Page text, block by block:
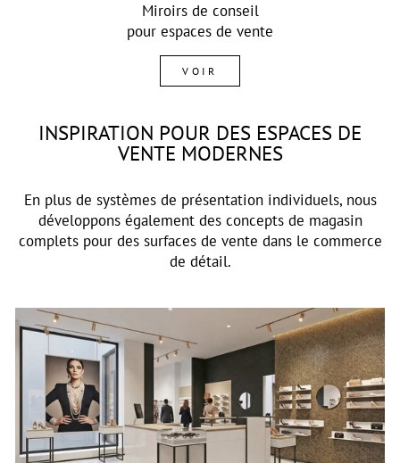
Miroirs de conseil
pour espaces de vente
VOIR
INSPIRATION POUR DES ESPACES DE
VENTE MODERNES
En plus de systèmes de présentation individuels, nous
développons également des concepts de magasin
complets pour des surfaces de vente dans le commerce
de détail.